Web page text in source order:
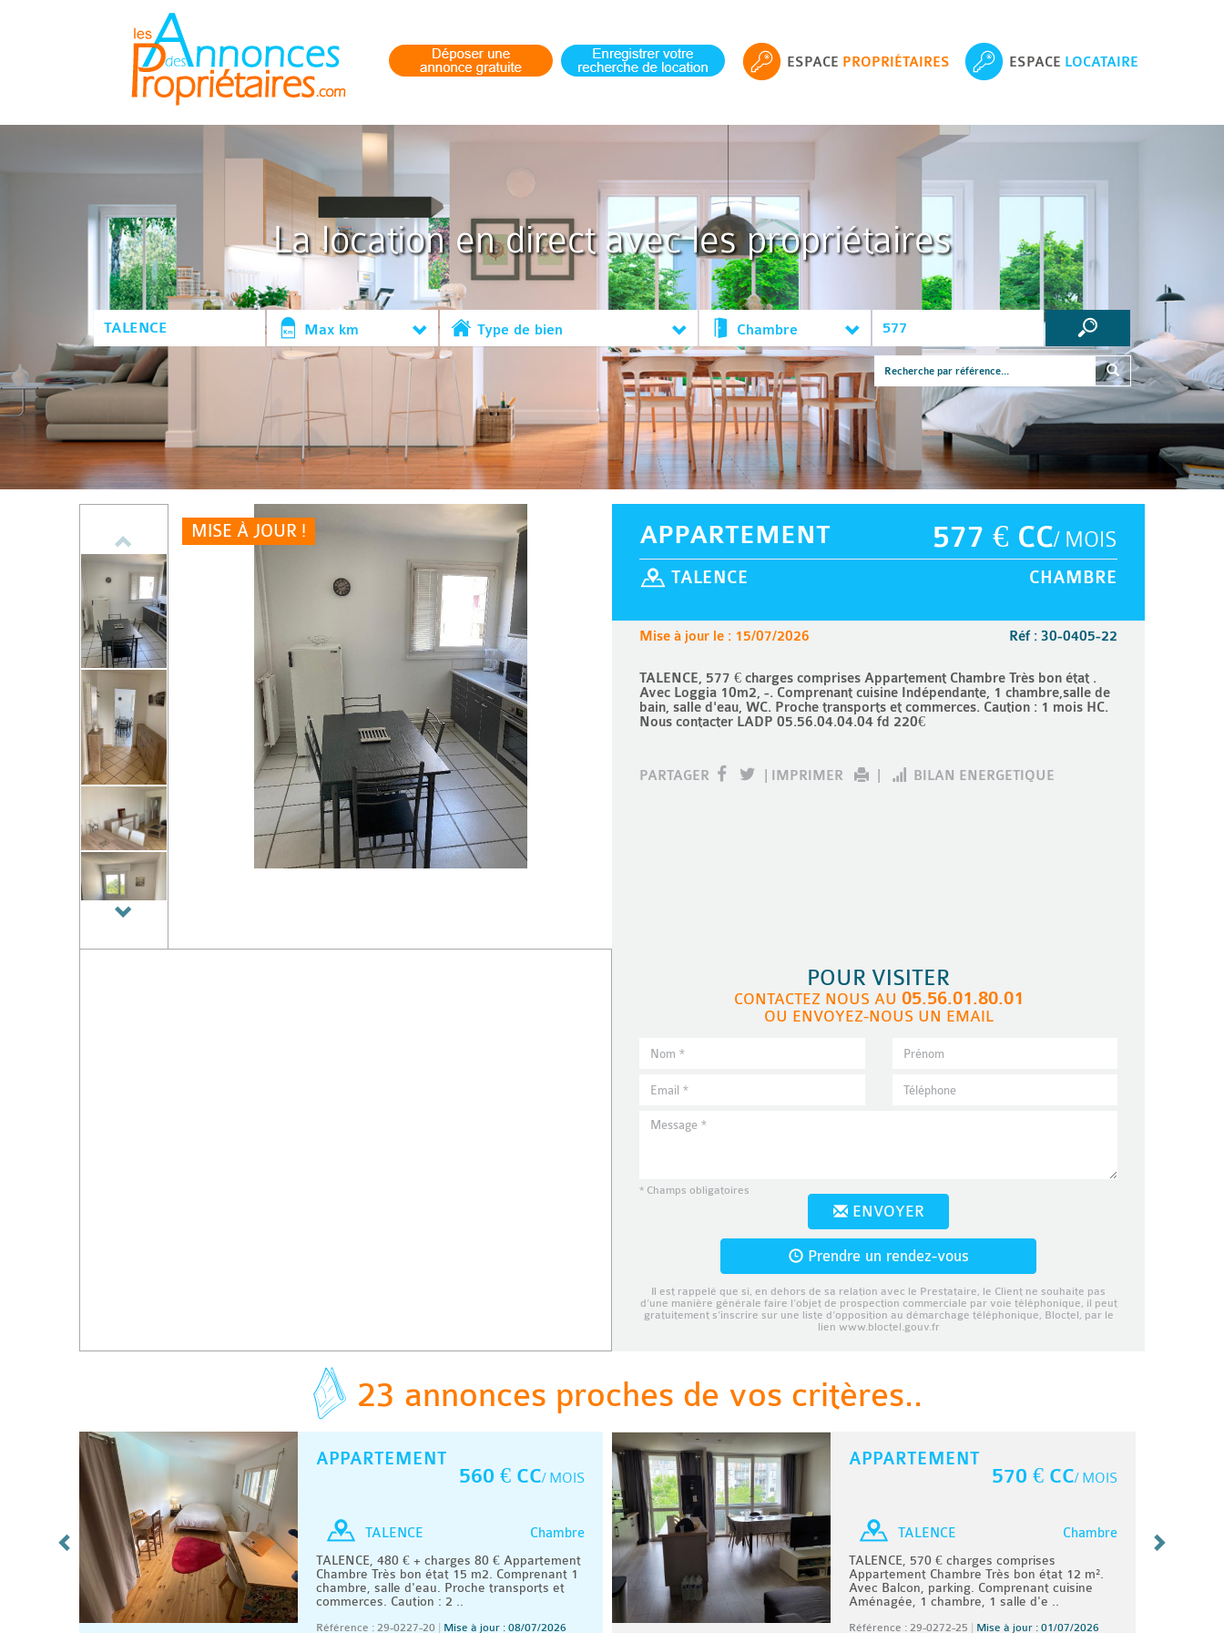
ESPACE PROPRIÉTAIRES ESPACE LOCATAIRE
La location en direct avec les propriétaires
Max km Type de bien Chambre
MISE À JOUR ! 577 € CC/ MOIS
APPARTEMENT
CHAMBRE
TALENCE
Réf : 30-0405-22
Mise à jour le : 15/07/2026
TALENCE, 577 € charges comprises Appartement Chambre Très bon état .
Avec Loggia 10m2, -. Comprenant cuisine Indépendante, 1 chambre,salle de
bain, salle d'eau, WC. Proche transports et commerces. Caution : 1 mois HC.
Nous contacter LADP 05.56.04.04.04 fd 220€
PARTAGER IMPRIMER BILAN ENERGETIQUE
POUR VISITER
CONTACTEZ NOUS AU 05.56.01.80.01
OU ENVOYEZ-NOUS UN EMAIL
* Champs obligatoires
ENVOYER
Prendre un rendez-vous
Il est rappelé que si, en dehors de sa relation avec le Prestataire, le Client ne souhaite pas
d’une manière générale faire l’objet de prospection commerciale par voie téléphonique, il peut
gratuitement s’inscrire sur une liste d’opposition au démarchage téléphonique, Bloctel, par le
lien www.bloctel.gouv.fr
23 annonces proches de vos critères..
APPARTEMENT
560 € CC/ MOIS
Chambre
TALENCE
TALENCE, 480 € + charges 80 € Appartement
Chambre Très bon état 15 m2. Comprenant 1
chambre, salle d'eau. Proche transports et
commerces. Caution : 2 ..
Référence : 29-0227-20 Mise à jour : 08/07/2026
APPARTEMENT
570 € CC/ MOIS
Chambre
TALENCE
TALENCE, 570 € charges comprises
Appartement Chambre Très bon état 12 m².
Avec Balcon, parking. Comprenant cuisine
Aménagée, 1 chambre, 1 salle d'e ..
Référence : 29-0272-25 Mise à jour : 01/07/2026